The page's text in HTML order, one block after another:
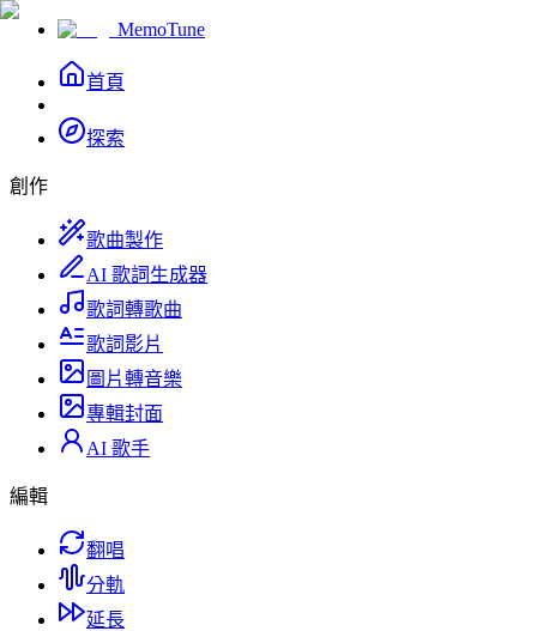
MemoTune
首頁
探索
創作
歌曲製作
AI 歌詞生成器
歌詞轉歌曲
歌詞影片
圖片轉音樂
專輯封面
AI 歌手
編輯
翻唱
分軌
延長